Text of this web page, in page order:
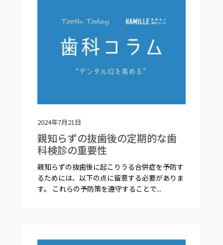
2024年7月21日
親知らずの抜歯後の定期的な歯
科検診の重要性
親知らずの抜歯後に起こりうる合併症を予防す
るためには、以下の点に留意する必要がありま
す。 これらの予防策を遵守することで...